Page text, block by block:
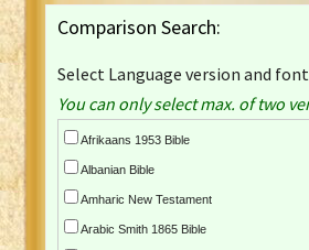
Comparison Search:
Select Language version and
You can only select max. of two
Afrikaans 1953 Bible
Albanian Bible
Amharic New Testament
Arabic Smith 1865 Bible